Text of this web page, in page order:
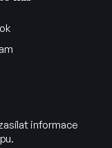
informace